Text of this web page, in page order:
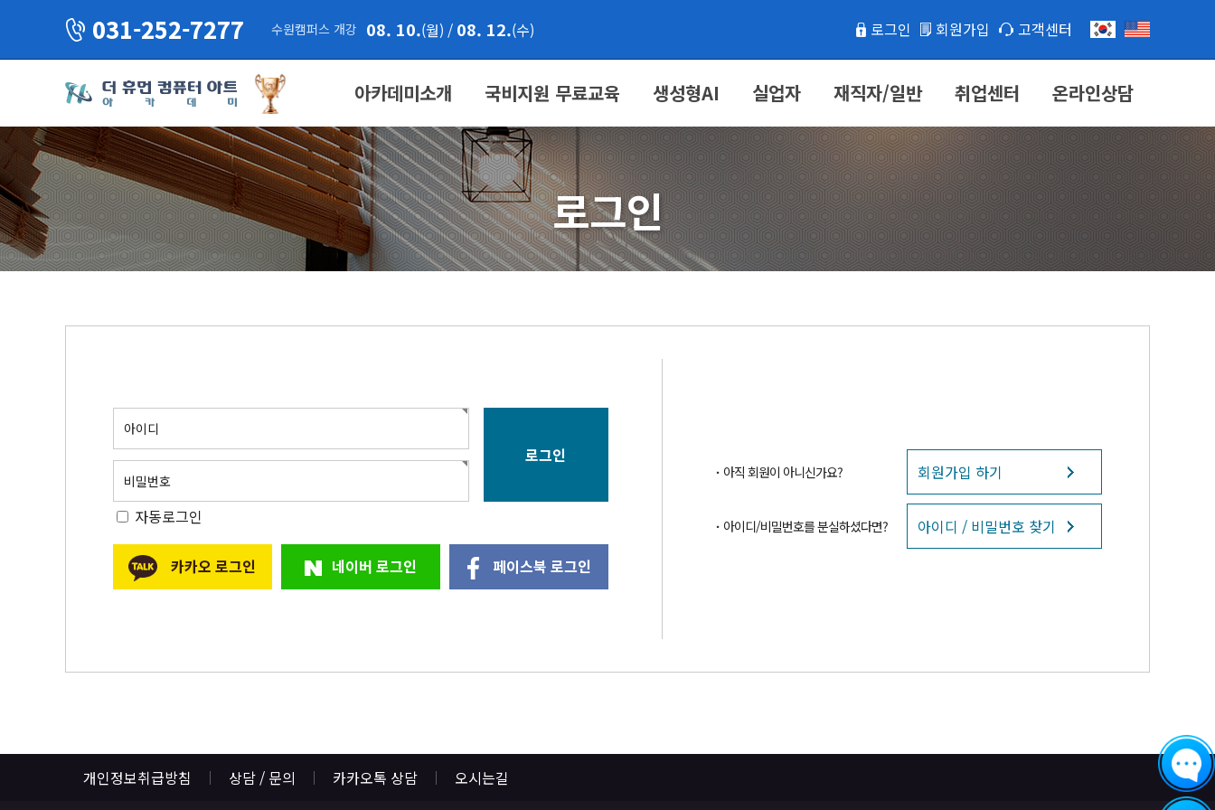
031-252-7277 수원캠퍼스 개강 08. 10.(월) / 08. 12.(수) 로그인 회원가입 고객센터
아카데미소개 국비지원 무료교육 생성형AI 실업자 재직자/일반 취업센터 온라인상담
로그인
아이디
비밀번호
자동로그인
네이버 로그인
카카오 로그인 페이스북 로그인
아직 회원이 아니신가요? 회원가입 하기
아이디/비밀번호를 분실하셨다면? 아이디 / 비밀번호 찾기
개인정보취급방침 상담 / 문의 카카오톡 상담 오시는길